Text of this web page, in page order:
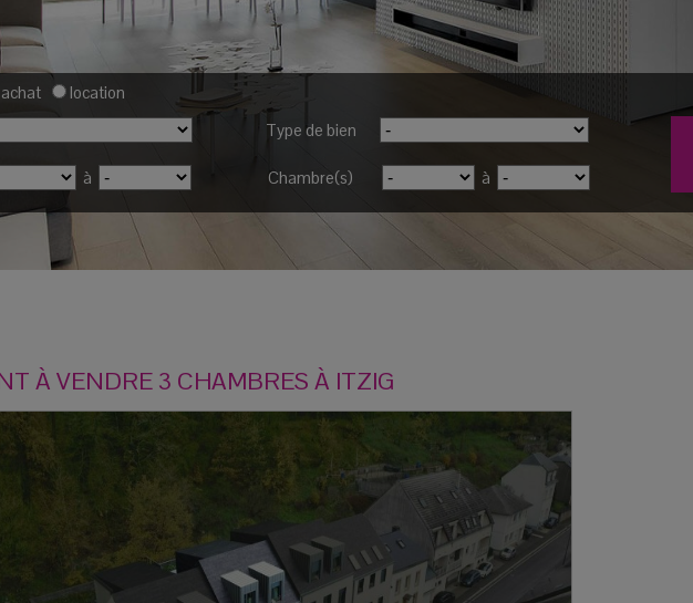
achat
location
Type de bien
à Chambre(s) à
À VENDRE 3 CHAMBRES À ITZIG